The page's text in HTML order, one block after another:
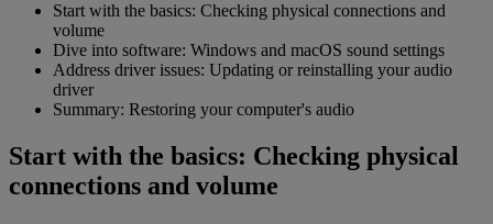
Start with the basics: Checking physical connections and
volume
Dive into software: Windows and macOS sound settings
Address driver issues: Updating or reinstalling your audio
driver
Summary: Restoring your computer's audio
Start with the basics: Checking physical
connections and volume